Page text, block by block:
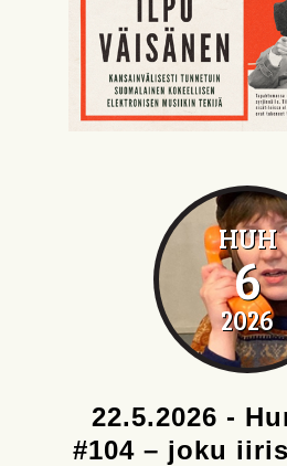
HUH
6
2026
22.5.2026 -
#104 – joku